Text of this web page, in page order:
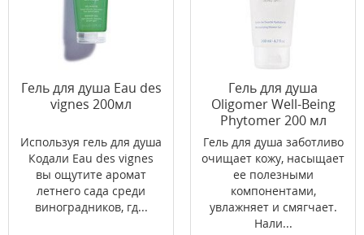
Гель для душа Eau des
vignes 200мл
Используя гель для душа
Кодали Eau des vignes
вы ощутите аромат
летнего сада среди
виноградников, гд...
Гель для душа
Oligomer Well-Being
Phytomer 200 мл
Гель для душа заботливо
очищает кожу, насыщает
ее полезными
компонентами,
увлажняет и смягчает.
Нали...